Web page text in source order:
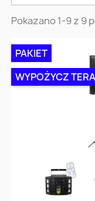
Pokazano 1-9 z 9
PAKIET
WYPOŻYCZ